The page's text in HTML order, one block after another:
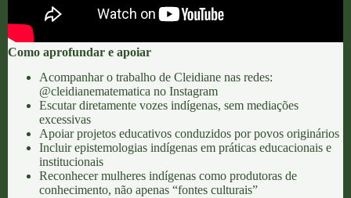
Como aprofundar e apoiar
Acompanhar o trabalho de Cleidiane nas redes:
@cleidianematematica no Instagram
Escutar diretamente vozes indígenas, sem mediações
excessivas
Apoiar projetos educativos conduzidos por povos originários
Incluir epistemologias indígenas em práticas educacionais e
institucionais
Reconhecer mulheres indígenas como produtoras de
conhecimento, não apenas “fontes culturais”